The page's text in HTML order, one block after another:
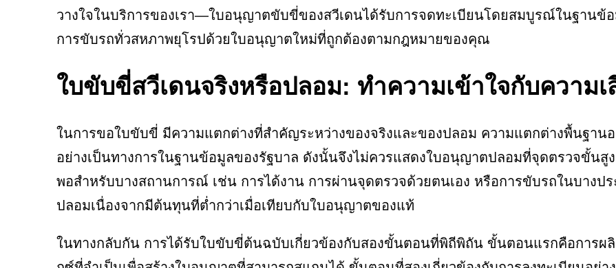
วางใจในบริการของเรา—ใบอนุญาตขับขี่ของสวีเดนได้รับการจดทะเบียนโดยสมบูรณ์ในฐานข้
การขับรถทั่วสหภาพยุโรปด้วยใบอนุญาตใหม่ที่ถูกต้องตามกฎหมายของคุณ
ใบขับขี่สวีเดนจริงหรือปลอม: ทำความเข้าใจกับความเ
ในการขอใบขับขี่ มีความแตกต่างที่สำคัญระหว่างของจริงและของปลอม ความแตกต่างพื้นฐาน
อย่างเป็นทางการในฐานข้อมูลของรัฐบาล ดังนั้นจึงไม่ควรแสดงใบอนุญาตปลอมที่จุดตรวจขั้นสู
พอสำหรับบางสถานการณ์ เช่น การได้งาน การผ่านจุดตรวจด้วยตนเอง หรือการขับรถในบางป
ปลอมเนื่องจากมีต้นทุนที่ต่ำกว่าเมื่อเทียบกับใบอนุญาตของแท้
ในทางกลับกัน การได้รับใบขับขี่ต้นฉบับเกี่ยวข้องกับสองขั้นตอนที่พิถีพิถัน ขั้นตอนแรกคือการผลิ